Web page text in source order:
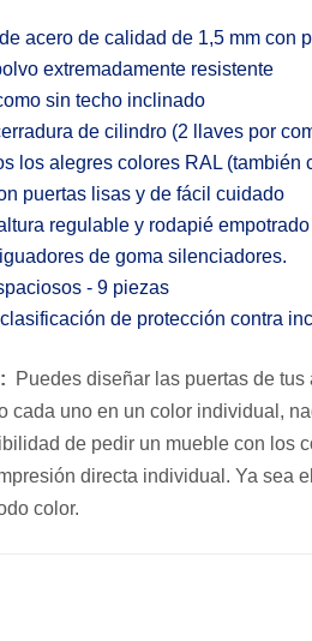
acero de calidad de 1,5 mm con
extremadamente resistente
sin techo inclinado
de cilindro (2 llaves por
los alegres colores RAL (también
puertas lisas y de fácil cuidado
regulable y rodapié empotrado
de goma silenciadores.
- 9 piezas
de protección contra
Puedes diseñar las puertas de
cada uno en un color individual,
de pedir un mueble con los
directa individual. Ya sea
color.